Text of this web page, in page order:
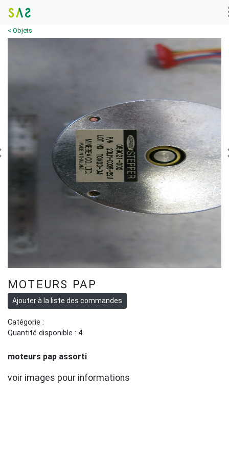
< Objets
MOTEURS PAP
Catégorie :
Quantité disponible : 4
moteurs pap assorti
voir images pour informations